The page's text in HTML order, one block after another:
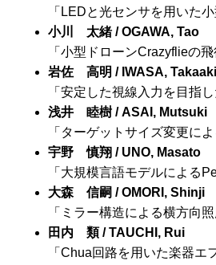
「LEDと光センサを用いた
小川 太緒 / OGAWA, Tao
「小型ドローンCrazyflieの
岩佐 高明 / IWASA, Takaaki
「安定した視線入力を目指
浅井 睦樹 / ASAI, Mutsuki
「ターゲットサイズ変更に
宇野 慎翔 / UNO, Masato
「大規模言語モデルによる
大森 信嗣 / OMORI, Shinji
「ミラー構造による横方向
田内 類 / TAUCHI, Rui
「Chua回路を用いた楽器エ